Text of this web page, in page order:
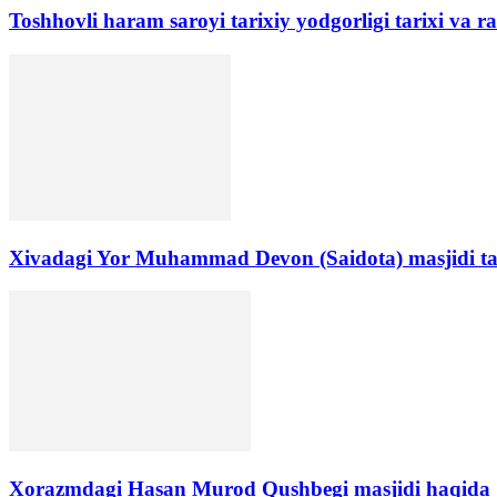
Toshhovli haram saroyi tarixiy yodgorligi tarixi va
Xivadagi Yor Muhammad Devon (Saidota) masjidi
Xorazmdagi Hasan Murod Qushbegi masjidi haqida